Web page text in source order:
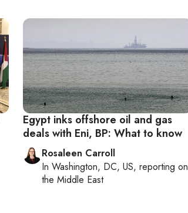
Egypt inks offshore oil and gas
deals with Eni, BP: What to know
Rosaleen Carroll
In Washington, DC, US, reporting on
the Middle East